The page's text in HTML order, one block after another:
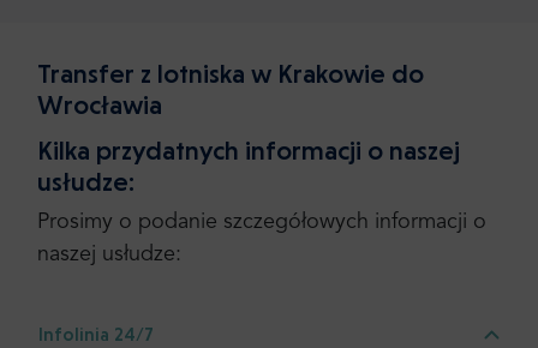
Transfer z lotniska w Krakowie do
Wrocławia
Kilka przydatnych informacji o naszej
usłudze:
Prosimy o podanie szczegółowych informacji o
naszej usłudze:
Infolinia 24/7